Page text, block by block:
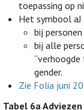
toepassing op
Het symbool
bij
bij alle
gender.
Zie Folia juni
Tabel 6a